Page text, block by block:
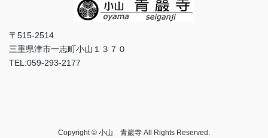
〒515-2514
三重県津市一志町小山１３７０
TEL:059-293-2177
Copyright © 小山 青巖寺 All Rights Reserved.